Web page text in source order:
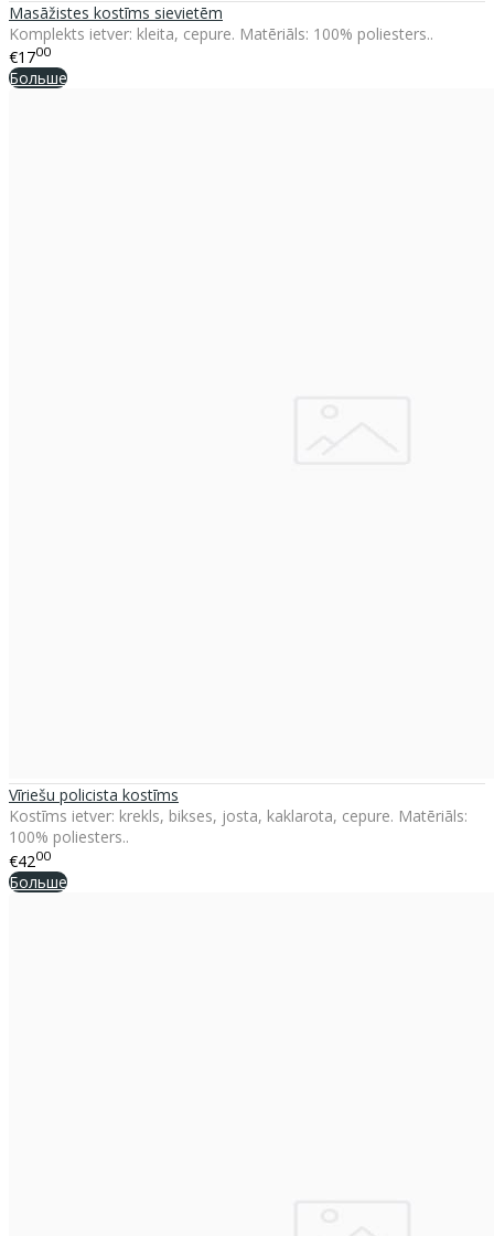
Masāžistes kostīms sievietēm
Komplekts ietver: kleita, cepure. Matēriāls: 100% poliesters..
€1700
Больше
Vīriešu policista kostīms
Kostīms ietver: krekls, bikses, josta, kaklarota, cepure. Matēriāls:
100% poliesters..
€4200
Больше